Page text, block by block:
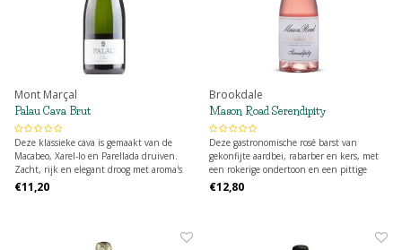
Mont Marçal
Palau Cava Brut
Deze klassieke cava is gemaakt van de
Macabeo, Xarel-lo en Parellada druiven.
Zacht, rijk en elegant droog met aroma's
van appel en brioche. De tweede gisting
op de fles en 9 à 12 maanden rijping
€11,20
Brookdale
Mason Road Serendipity
Deze gastronomische rosé barst van
gekonfijte aardbei, rabarber en kers, met
een rokerige ondertoon en een pittige
toets van rode peper.
€12,80